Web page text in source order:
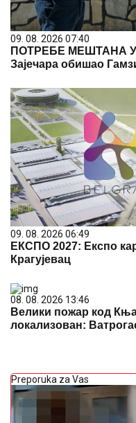
09. 08. 2026 07:40
ПОТРЕБЕ МЕШТАНА У
Зајечара обишао
09. 08. 2026 06:49
ЕКСПО 2027: Експо
Крагујевац
08. 08. 2026 13:46
Велики пожар код
локализован:
Preporuka za Vas